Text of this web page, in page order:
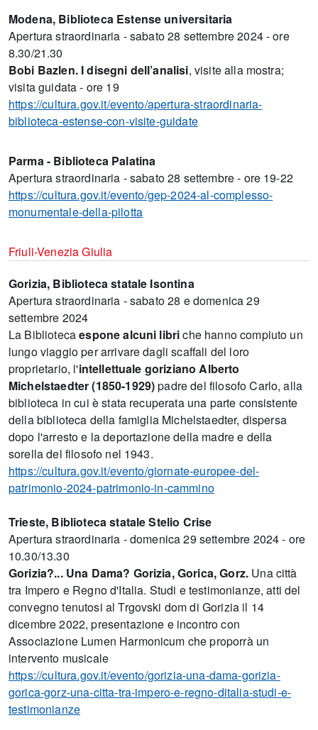
Modena, Biblioteca Estense universitaria
Apertura straordinaria - sabato 28 settembre 2024 - ore
8.30/21.30
Bobi Bazlen. I disegni dell’analisi, visite alla mostra;
visita guidata - ore 19
https://cultura.gov.it/evento/apertura-straordinaria-
biblioteca-estense-con-visite-guidate
Parma - Biblioteca Palatina
Apertura straordinaria - sabato 28 settembre - ore 19-22
https://cultura.gov.it/evento/gep-2024-al-complesso-
monumentale-della-pilotta
Friuli-Venezia Giulia
Gorizia, Biblioteca statale Isontina
Apertura straordinaria - sabato 28 e domenica 29
settembre 2024
La Bibliotecaespone alcuni libriche hanno compiuto un
lungo viaggio per arrivare dagli scaffali del loro
proprietario, l'intellettuale goriziano Alberto
Michelstaedter (1850-1929)padre del filosofo Carlo, alla
biblioteca in cui è stata recuperata una parte consistente
della biblioteca della famiglia Michelstaedter, dispersa
dopo l'arresto e la deportazione della madre e della
sorella del filosofo nel 1943.
https://cultura.gov.it/evento/giornate-europee-del-
patrimonio-2024-patrimonio-in-cammino
Trieste, Biblioteca statale Stelio Crise
Apertura straordinaria - domenica 29 settembre 2024 - ore
10.30/13.30
Gorizia?... Una Dama? Gorizia, Gorica, Gorz. Una città
tra Impero e Regno d'Italia. Studi e testimonianze, atti del
convegno tenutosi al Trgovski dom di Gorizia il 14
dicembre 2022, presentazione e incontro con
Associazione Lumen Harmonicum che proporrà un
intervento musicale
https://cultura.gov.it/evento/gorizia-una-dama-gorizia-
gorica-gorz-una-citta-tra-impero-e-regno-ditalia-studi-e-
testimonianze